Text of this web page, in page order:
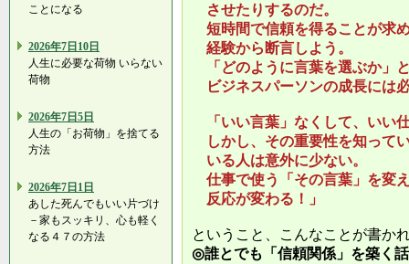
ことになる
2026年7日10日
人生に必要な荷物 いらない
荷物
2026年7日5日
人生の「お荷物」を捨てる
方法
2026年7日1日
あした死んでもいい片づけ
－家もスッキリ、心も軽く
なる４７の方法
させたりするのだ。
短時間で信頼を得ることが求
経験から断言しよう。
「どのように言葉を選ぶか」
ビジネスパーソンの成長には
「いい言葉」なくして、いい
しかし、その重要性を知って
いる人は意外に少ない。
仕事で使う「その言葉」を変
反応が変わる！」
ということ、こんなことが書か
◎誰とでも「信頼関係」を築く